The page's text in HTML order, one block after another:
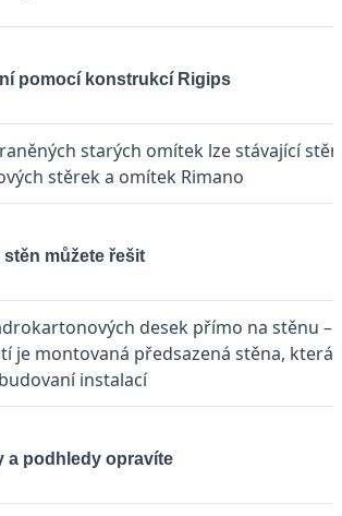
pomocí konstrukcí Rigips
starých omítek lze stávající
stěrek a omítek Rimano
můžete řešit
desek přímo na stěnu –
je montovaná předsazená stěna, která
instalací
a podhledy opravíte